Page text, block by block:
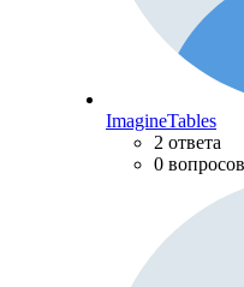
ImagineTables
2 ответа
0 вопросов